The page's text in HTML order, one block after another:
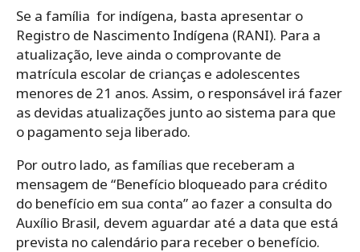
Se a família for indígena, basta apresentar o
Registro de Nascimento Indígena (RANI). Para a
atualização, leve ainda o comprovante de
matrícula escolar de crianças e adolescentes
menores de 21 anos. Assim, o responsável irá fazer
as devidas atualizações junto ao sistema para que
o pagamento seja liberado.
Por outro lado, as famílias que receberam a
mensagem de “Benefício bloqueado para crédito
do benefício em sua conta” ao fazer a consulta do
Auxílio Brasil, devem aguardar até a data que está
prevista no calendário para receber o benefício.